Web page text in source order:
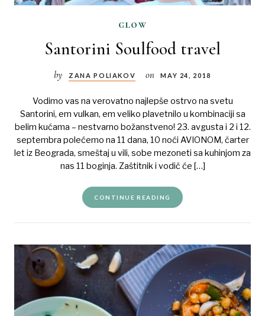
glow
Santorini Soulfood travel
by ZANA POLIAKOV on MAY 24, 2018
Vodimo vas na verovatno najlepše ostrvo na svetu
Santorini, em vulkan, em veliko plavetnilo u kombinaciji sa
belim kućama – nestvarno božanstveno! 23. avgusta i 2 i 12.
septembra polećemo na 11 dana, 10 noći AVIONOM, čarter
let iz Beograda, smeštaj u vili, sobe mezoneti sa kuhinjom za
nas 11 boginja. Zaštitnik i vodič će […]
CONTINUE READING